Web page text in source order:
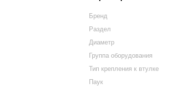
Бренд
Раздел
Диаметр
Группа оборудования
Тип крепления к втулке
Паук